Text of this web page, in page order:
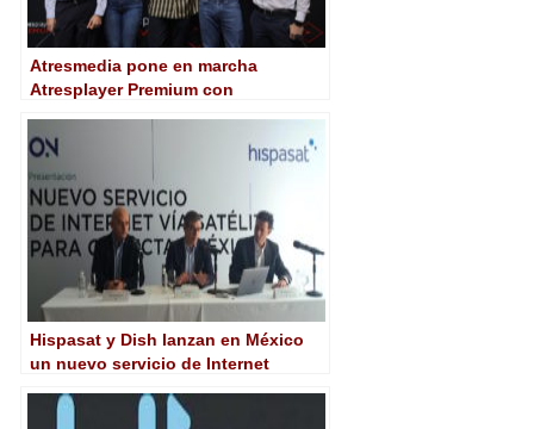
Atresmedia pone en marcha
Atresplayer Premium con
Hispasat y Dish lanzan en México
un nuevo servicio de Internet